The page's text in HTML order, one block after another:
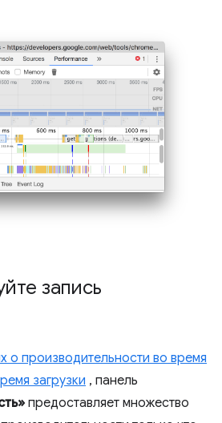
запись
о производительности во время
загрузки , панель
предоставляет множество